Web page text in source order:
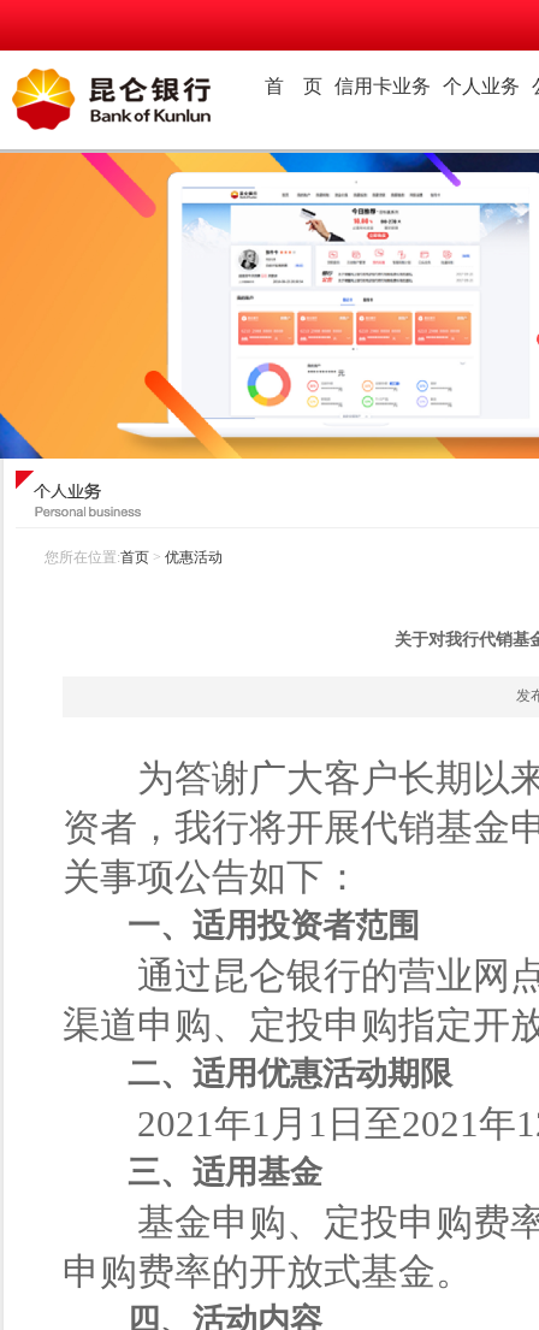
首 页 信用卡业务 个人业务
您所在位置:首页 > 优惠活动
关于对我行代销基
发
为答谢广大客户长期以来
资者，我行将开展代销基金
关事项公告如下：
一、适用投资者范围
通过昆仑银行的营业网点
渠道申购、定投申购指定开
二、适用优惠活动期限
2021年1月1日至2021年
三、适用基金
基金申购、定投申购费率
申购费率的开放式基金。
四、活动内容